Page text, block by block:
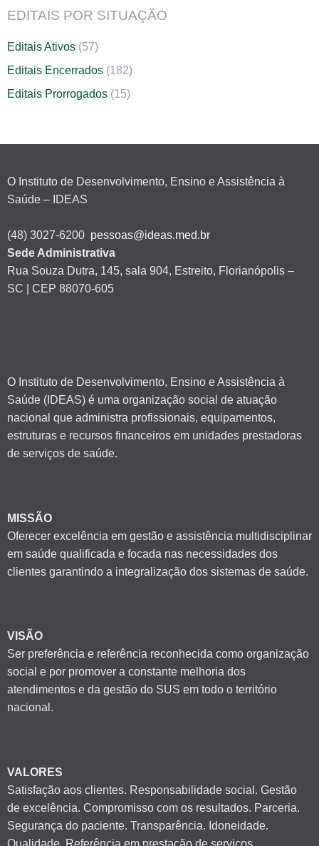
EDITAIS POR SITUAÇÃO
Editais Ativos (57)
Editais Encerrados (182)
Editais Prorrogados (15)
O Instituto de Desenvolvimento, Ensino e Assistência à
Saúde – IDEAS
(48) 3027-6200 pessoas@ideas.med.br
Sede Administrativa
Rua Souza Dutra, 145, sala 904, Estreito, Florianópolis –
SC | CEP 88070-605
O Instituto de Desenvolvimento, Ensino e Assistência à
Saúde (IDEAS) é uma organização social de atuação
nacional que administra profissionais, equipamentos,
estruturas e recursos financeiros em unidades prestadoras
de serviços de saúde.
MISSÃO
Oferecer excelência em gestão e assistência multidisciplinar
em saúde qualificada e focada nas necessidades dos
clientes garantindo a integralização dos sistemas de saúde.
VISÃO
Ser preferência e referência reconhecida como organização
social e por promover a constante melhoria dos
atendimentos e da gestão do SUS em todo o território
nacional.
VALORES
Satisfação aos clientes. Responsabilidade social. Gestão
de excelência. Compromisso com os resultados. Parceria.
Segurança do paciente. Transparência. Idoneidade.
Qualidade. Referência em prestação de serviços.